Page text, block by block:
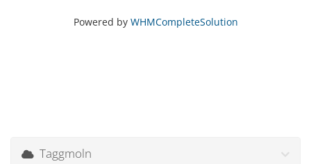
Powered by WHMCompleteSolution
Taggmoln